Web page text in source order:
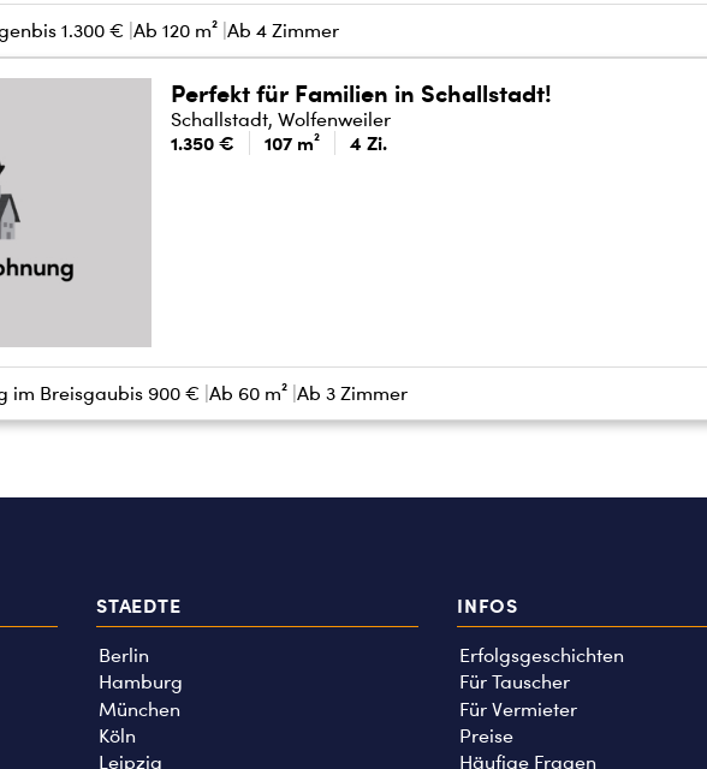
bis 1.300 € Ab 120 m² Ab 4 Zimmer
Perfekt für Familien in Schallstadt!
Schallstadt, Wolfenweiler
1.350 € 107 m² 4 Zi.
im Breisgaubis 900 € Ab 60 m² Ab 3 Zimmer
STAEDTE
Berlin
Hamburg
München
Köln
Leipzig
INFOS
Erfolgsgeschichten
Für Tauscher
Für Vermieter
Preise
Häufige Fragen